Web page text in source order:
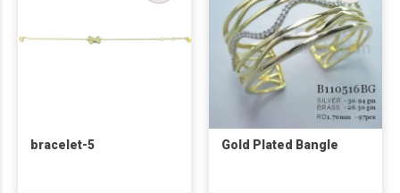
bracelet-5 Gold Plated Bangle